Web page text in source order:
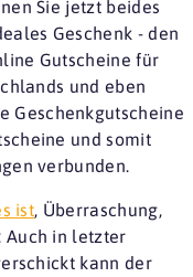
Sie jetzt beides
Geschenk - den
Gutscheine für
und eben
Geschenkgutscheine
und somit
verbunden.
ist, Überraschung,
Auch in letzter
kann der